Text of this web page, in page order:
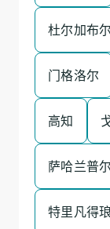
杜尔加布尔
门格洛尔
高知
萨哈兰普尔
特里凡得琅